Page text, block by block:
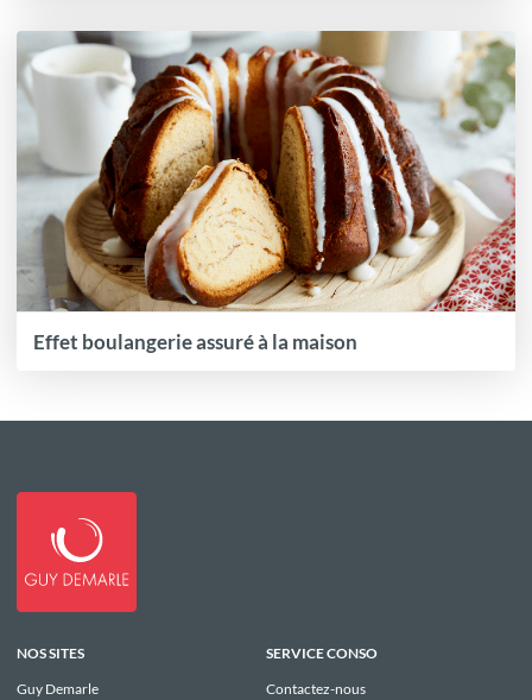
Effet boulangerie assuré à la maison
NOS SITES
Guy Demarle
SERVICE CONSO
Contactez-nous